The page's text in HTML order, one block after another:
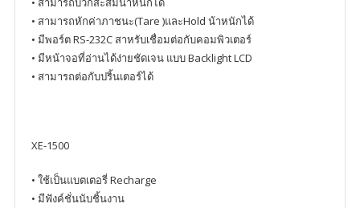
• สามารถหักค่าภาชนะ(Tare )และHold น้าหนักได้
• มีพอร์ต RS-232C สาหรับเชื่อมต่อกับคอมพิวเตอร์
• มีหน้าจอที่อ่านได้ง่ายชัดเจน แบบ Backlight LCD
• สามารถต่อกับปริ้นเตอร์ได้
XE-1500
• ใช้เป็นแบตเตอรี่ Recharge
• มีฟังค์ชั่นนับชิ้นงาน